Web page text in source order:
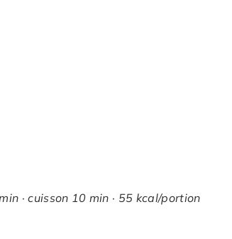
· cuisson 10 min · 55 kcal/portion